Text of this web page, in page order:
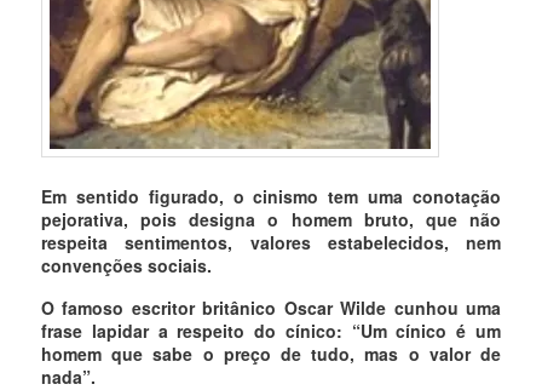
Em sentido figurado, o cinismo tem uma conotação
pejorativa, pois designa o homem bruto, que não
respeita sentimentos, valores estabelecidos, nem
convenções sociais.
O famoso escritor britânico Oscar Wilde cunhou uma
frase lapidar a respeito do cínico: “Um cínico é um
homem que sabe o preço de tudo, mas o valor de
nada”.